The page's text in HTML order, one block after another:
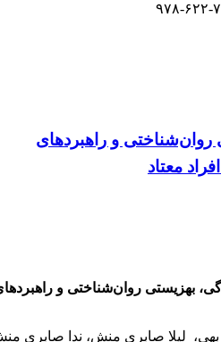
۹۱-۸
و راهبردهای
معتاد
بهزیستی روان‌شناختی و
لیلا صابری منش، ندا صابری